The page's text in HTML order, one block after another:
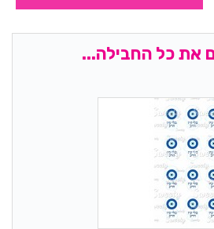
את כל החבילה...